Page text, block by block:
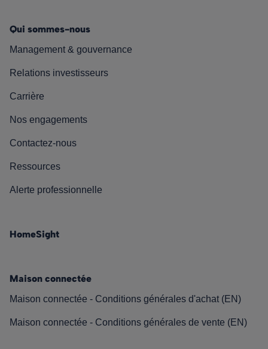
Qui sommes-nous
Management & gouvernance
Relations investisseurs
Carrière
Nos engagements
Contactez-nous
Ressources
Alerte professionnelle
HomeSight
Maison connectée
Maison connectée - Conditions générales d'achat (EN)
Maison connectée - Conditions générales de vente (EN)